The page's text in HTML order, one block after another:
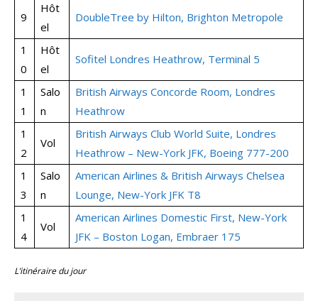
9
Hôt
el
DoubleTree by Hilton, Brighton Metropole
1
0
Hôt
el
Sofitel Londres Heathrow, Terminal 5
1
1
Salo
n
British Airways Concorde Room, Londres
Heathrow
1
2
Vol
British Airways Club World Suite, Londres
Heathrow – New-York JFK, Boeing 777-200
1
3
Salo
n
American Airlines & British Airways Chelsea
Lounge, New-York JFK T8
1
4
Vol
American Airlines Domestic First, New-York
JFK – Boston Logan, Embraer 175
L’itinéraire du jour